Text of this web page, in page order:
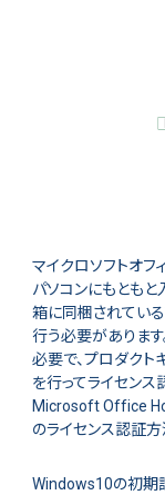
マイクロソフトオフ
パソコンにもとも
箱に同梱されてい
行う必要があります
必要で、プロダクト
を行ってライセンス
Microsoft Office
のライセンス認証
Windows10の初期